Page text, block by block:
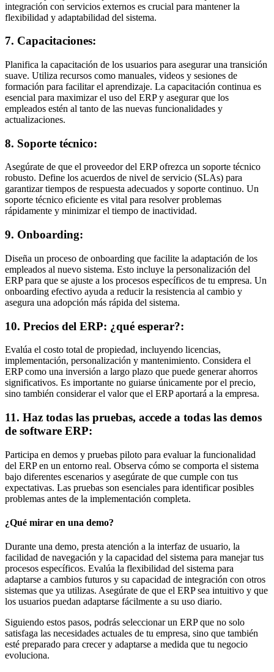
integración con servicios externos es crucial para mantener la
flexibilidad y adaptabilidad del sistema.
7. Capacitaciones:
Planifica la capacitación de los usuarios para asegurar una transición
suave. Utiliza recursos como manuales, videos y sesiones de
formación para facilitar el aprendizaje. La capacitación continua es
esencial para maximizar el uso del ERP y asegurar que los
empleados estén al tanto de las nuevas funcionalidades y
actualizaciones.
8. Soporte técnico:
Asegúrate de que el proveedor del ERP ofrezca un soporte técnico
robusto. Define los acuerdos de nivel de servicio (SLAs) para
garantizar tiempos de respuesta adecuados y soporte continuo. Un
soporte técnico eficiente es vital para resolver problemas
rápidamente y minimizar el tiempo de inactividad.
9. Onboarding:
Diseña un proceso de onboarding que facilite la adaptación de los
empleados al nuevo sistema. Esto incluye la personalización del
ERP para que se ajuste a los procesos específicos de tu empresa. Un
onboarding efectivo ayuda a reducir la resistencia al cambio y
asegura una adopción más rápida del sistema.
10. Precios del ERP: ¿qué esperar?:
Evalúa el costo total de propiedad, incluyendo licencias,
implementación, personalización y mantenimiento. Considera el
ERP como una inversión a largo plazo que puede generar ahorros
significativos. Es importante no guiarse únicamente por el precio,
sino también considerar el valor que el ERP aportará a la empresa.
11. Haz todas las pruebas, accede a todas las demos
de software ERP:
Participa en demos y pruebas piloto para evaluar la funcionalidad
del ERP en un entorno real. Observa cómo se comporta el sistema
bajo diferentes escenarios y asegúrate de que cumple con tus
expectativas. Las pruebas son esenciales para identificar posibles
problemas antes de la implementación completa.
¿Qué mirar en una demo?
Durante una demo, presta atención a la interfaz de usuario, la
facilidad de navegación y la capacidad del sistema para manejar tus
procesos específicos. Evalúa la flexibilidad del sistema para
adaptarse a cambios futuros y su capacidad de integración con otros
sistemas que ya utilizas. Asegúrate de que el ERP sea intuitivo y que
los usuarios puedan adaptarse fácilmente a su uso diario.
Siguiendo estos pasos, podrás seleccionar un ERP que no solo
satisfaga las necesidades actuales de tu empresa, sino que también
esté preparado para crecer y adaptarse a medida que tu negocio
evoluciona.